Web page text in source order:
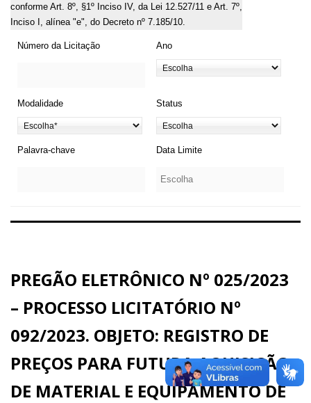
conforme Art. 8º, §1º Inciso IV, da Lei 12.527/11 e Art. 7º,
Inciso I, alínea "e", do Decreto nº 7.185/10.
Número da Licitação Ano
Modalidade Status
Palavra-chave Data Limite
PREGÃO ELETRÔNICO Nº 025/2023
– PROCESSO LICITATÓRIO Nº
092/2023. OBJETO: REGISTRO DE
PREÇOS PARA FUTURA AQUISIÇÃO
DE MATERIAL E EQUIPAMENTO DE